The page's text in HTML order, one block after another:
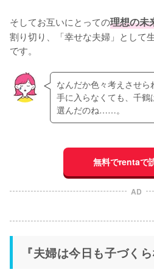
そしてお互いにとっての理想の未
割り切り、「幸せな夫婦」として
です。
なんだか色々考えさせ
手に入らなくても、千
選んだのね……。
無料でrentaで
AD
『夫婦は今日も子づく